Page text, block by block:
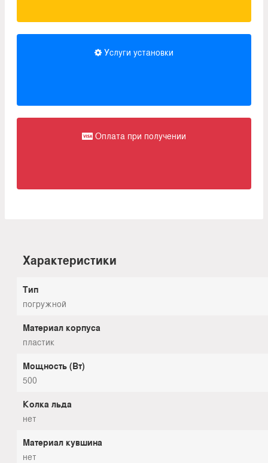
Услуги установки
Оплата при получении
Характеристики
Тип
погружной
Материал корпуса
пластик
Мощность (Вт)
500
Колка льда
нет
Материал кувшина
нет